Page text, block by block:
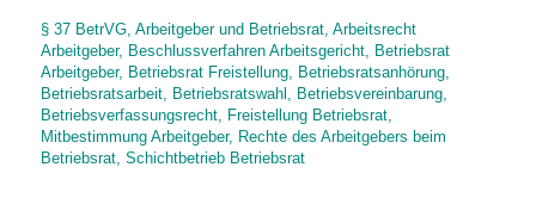
§ 37 BetrVG, Arbeitgeber und Betriebsrat, Arbeitsrecht
Arbeitgeber, Beschlussverfahren Arbeitsgericht, Betriebsrat
Arbeitgeber, Betriebsrat Freistellung, Betriebsratsanhörung,
Betriebsratsarbeit, Betriebsratswahl, Betriebsvereinbarung,
Betriebsverfassungsrecht, Freistellung Betriebsrat,
Mitbestimmung Arbeitgeber, Rechte des Arbeitgebers beim
Betriebsrat, Schichtbetrieb Betriebsrat